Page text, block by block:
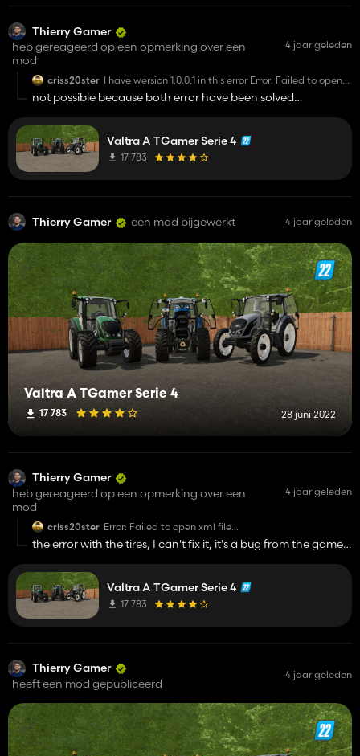
Thierry Gamer
heb gereageerd op een opmerking over een
mod
4 jaar geleden
criss20ster I have wersion 1.0.0.1 in this error Error: Failed to open
'FS22_TGamerValtraAtires/trelleborg/TM600/
'FS22_TGamerValtraAtires/trelleborg/TM600/
Error: Index not found: frontloaderAttacherBlock
not possible because both error have been solved
come out with an other fix that I just made
Valtra A TGamer Serie 4
17 783
Thierry Gamer een mod bijgewerkt 4 jaar geleden
Valtra A TGamer Serie 4
17 783 28 juni 2022
Thierry Gamer
heb gereageerd op een opmerking over een
mod
4 jaar geleden
criss20ster Error: Failed to open xml file
'FS22_TGamerValtraAtires/trelleborg/TM600/
2021-11-29 10:56 Error: Failed to open xml file
Error: Index not found: frontloaderAttacherBlock
the error with the tires, I can't fix it, it's a bug from the game
working of the loader
Valtra A TGamer Serie 4
17 783
Thierry Gamer
heeft een mod gepubliceerd
4 jaar geleden